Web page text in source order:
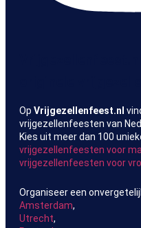
Op Vrijgezellenfeest.nl
vrijgezellenfeesten van
Kies uit meer dan 100
vrijgezellenfeesten voor
vrijgezellenfeesten voor
Organiseer een
Amsterdam,
Utrecht,